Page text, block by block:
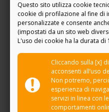
RICHIEDI INFORMAZIONI
Pianifichiamo il tuo futuro
PROGETTIAMO IL TUO FUTURO
CONDIVIDIAMO I TUOI VALORI
I NOSTRI SERVIZI DI
LA CONSULENZA EVOLUTA
I NOSTRI SERVIZI DI WEALTH
Questo sito utilizza cookie
cookie di profilazione al fine di
personalizzate e consente
(impostati da un sito web
L'uso dei cookie ha la durata di
Cliccando sulla [x]
acconsenti all’uso
Non potremo,
esperienza di
servizi in linea con
comportamenti